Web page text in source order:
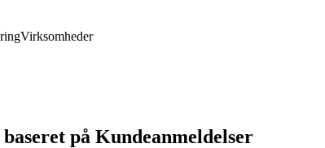
Virksomheder
på Kundeanmeldelser